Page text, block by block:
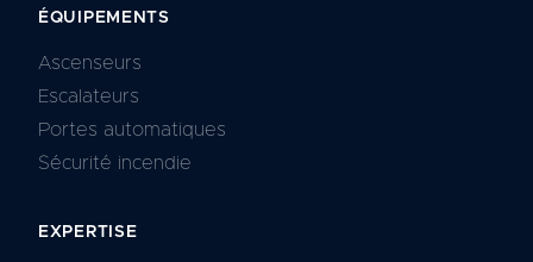
ÉQUIPEMENTS
Ascenseurs
Escalateurs
Portes automatiques
Sécurité incendie
EXPERTISE